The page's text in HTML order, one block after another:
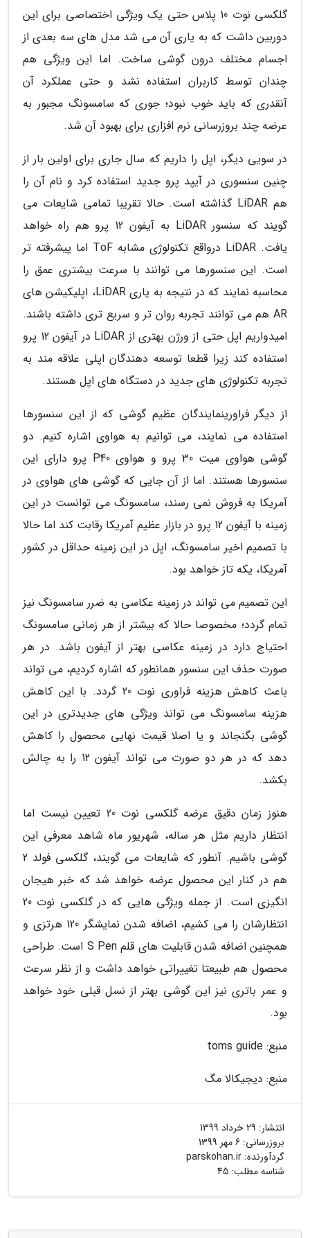
گلکسی نوت 10 پلاس حتی یک ویژگی اختصاصی برای این
دوربین داشت که به یاری آن می شد مدل های سه بعدی از
اجسام مختلف درون گوشی ساخت. اما این ویژگی هم
چندان توسط کاربران استفاده نشد و حتی عملکرد آن
آنقدری که باید خوب نبود؛ جوری که سامسونگ مجبور به
عرضه چند بروزرسانی نرم افزاری برای بهبود آن شد.
در سویی دیگر، اپل را داریم که سال جاری برای اولین بار از
چنین سنسوری در آیپد پرو جدید استفاده کرد و نام آن را
هم LiDAR گذاشته است. حالا تقریبا تمامی شایعات می
گویند که سنسور LiDAR به آیفون 12 پرو هم راه خواهد
یافت. LiDAR درواقع تکنولوژی مشابه ToF اما پیشرفته تر
است. این سنسورها می توانند با سرعت بیشتری عمق را
محاسبه نمایند که در نتیجه به یاری LiDAR، اپلیکیشن های
AR هم می توانند تجربه روان تر و سریع تری داشته باشند.
امیدواریم اپل حتی از ورژن بهتری از LiDAR در آیفون 12 پرو
استفاده کند زیرا قطعا توسعه دهندگان اپلی علاقه مند به
تجربه تکنولوژی های جدید در دستگاه های اپل هستند.
از دیگر فراورینمایندگان عظیم گوشی که از این سنسورها
استفاده می نمایند، می توانیم به هواوی اشاره کنیم. دو
گوشی هواوی میت 30 پرو و هواوی P40 پرو دارای این
سنسورها هستند. اما از آن جایی که گوشی های هواوی در
آمریکا به فروش نمی رسند، سامسونگ می توانست در این
زمینه با آیفون 12 پرو در بازار عظیم آمریکا رقابت کند اما حالا
با تصمیم اخیر سامسونگ، اپل در این زمینه حداقل در کشور
آمریکا، یکه تاز خواهد بود.
این تصمیم می تواند در زمینه عکاسی به ضرر سامسونگ نیز
تمام گردد؛ مخصوصا حالا که بیشتر از هر زمانی سامسونگ
احتیاج دارد در زمینه عکاسی بهتر از آیفون باشد. در هر
صورت حذف این سنسور همانطور که اشاره کردیم، می تواند
باعث کاهش هزینه فراوری نوت 20 گردد. با این کاهش
هزینه سامسونگ می تواند ویژگی های جدیدتری در این
گوشی بگنجاند و یا اصلا قیمت نهایی محصول را کاهش
دهد که در هر دو صورت می تواند آیفون 12 را به چالش
بکشد.
هنوز زمان دقیق عرضه گلکسی نوت 20 تعیین نیست اما
انتظار داریم مثل هر ساله، شهریور ماه شاهد معرفی این
گوشی باشیم. آنطور که شایعات می گویند، گلکسی فولد 2
هم در کنار این محصول عرضه خواهد شد که خبر هیجان
انگیزی است. از جمله ویژگی هایی که در گلکسی نوت 20
انتظارشان را می کشیم، اضافه شدن نمایشگر 120 هرتزی و
همچنین اضافه شدن قابلیت های قلم S Pen است. طراحی
محصول هم طبیعتا تغییراتی خواهد داشت و از نظر سرعت
و عمر باتری نیز این گوشی بهتر از نسل قبلی خود خواهد
بود.
منبع: toms guide
منبع: دیجیکالا مگ
انتشار: 29 خرداد 1399
بروزرسانی: 6 مهر 1399
گردآورنده: parskohan.ir
شناسه مطلب: 45